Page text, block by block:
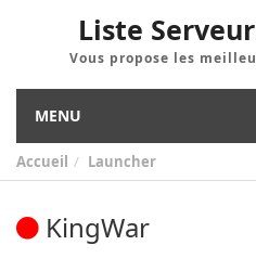
Liste
Vous propose les
MENU
Accueil Launcher
KingWar